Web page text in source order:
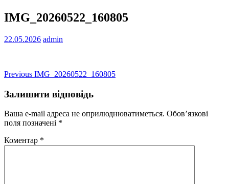
IMG_20260522_160805
22.05.2026 admin
Навігація
записів
Previous Previous
IMG_20260522_160805
Залишити відповідь
Ваша e-mail адреса не оприлюднюватиметься. Обов’язкові
поля позначені *
Коментар *